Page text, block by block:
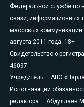
Федеральной службе по
связи, информационных
массовых коммуникаций
августа 2011 года. 18+
Свидетельство о
46097
Учредитель — АНО
Исполняющий
редактора — Абдуллаев